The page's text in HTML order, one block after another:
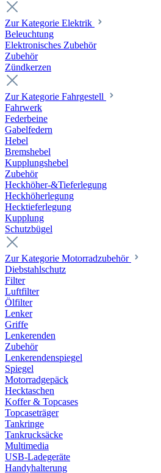
Zur Kategorie Elektrik
Beleuchtung
Elektronisches Zubehör
Zubehör
Zündkerzen
Zur Kategorie Fahrgestell
Fahrwerk
Federbeine
Gabelfedern
Hebel
Bremshebel
Kupplungshebel
Zubehör
Heckhöher-&Tieferlegung
Heckhöherlegung
Hecktieferlegung
Kupplung
Schutzbügel
Zur Kategorie Motorradzubehör
Diebstahlschutz
Filter
Luftfilter
Ölfilter
Lenker
Griffe
Lenkerenden
Zubehör
Lenkerendenspiegel
Spiegel
Motorradgepäck
Hecktaschen
Koffer & Topcases
Topcaseträger
Tankringe
Tankrucksäcke
Multimedia
USB-Ladegeräte
Handyhalterung